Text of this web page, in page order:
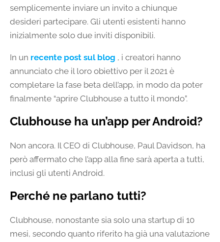
semplicemente inviare un invito a chiunque
desideri partecipare. Gli utenti esistenti hanno
inizialmente solo due inviti disponibili.
In un recente post sul blog , i creatori hanno
annunciato che il loro obiettivo per il 2021 è
completare la fase beta dell’app, in modo da poter
finalmente “aprire Clubhouse a tutto il mondo”.
Clubhouse ha un’app per Android?
Non ancora. Il CEO di Clubhouse, Paul Davidson, ha
però affermato che l’app alla fine sarà aperta a tutti,
inclusi gli utenti Android.
Perché ne parlano tutti?
Clubhouse, nonostante sia solo una startup di 10
mesi, secondo quanto riferito ha già una valutazione